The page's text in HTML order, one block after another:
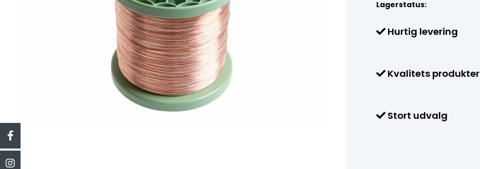
Lagerstatus:
Hurtig levering
Kvalitets produkter
Stort udvalg